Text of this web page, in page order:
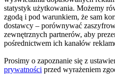
statystyk użytkowania. Możemy
zgodą i pod warunkiem, że sam
dostawcy – porównywać
zewnętrznych partnerów, aby
pośrednictwem ich kanałów
Prosimy o zapoznanie się z
prywatności przed wyrażeniem